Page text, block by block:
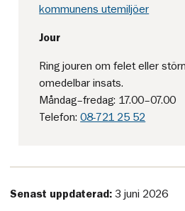
kommunens utemiljöer
Jour
Ring jouren om felet eller
omedelbar insats.
Måndag–fredag: 17.00–07.00
Telefon:08-721 25 52
Senast uppdaterad:3 juni 2026